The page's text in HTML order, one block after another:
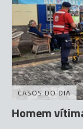
CASOS DO DIA
Homem